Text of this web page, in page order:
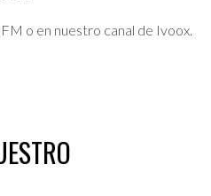
o en nuestro canal de Ivoox.